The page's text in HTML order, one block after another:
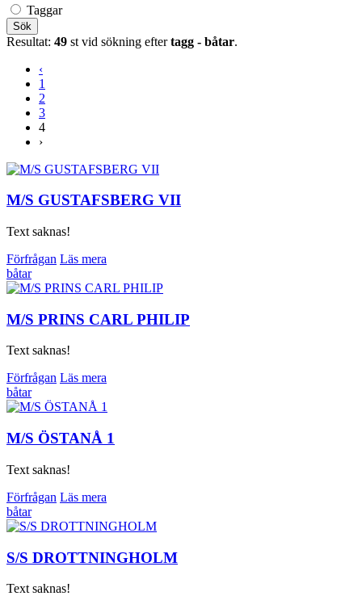
Taggar
Sök
Resultat: 49 st vid sökning eftertagg - båtar.
‹
1
2
3
4
›
M/S GUSTAFSBERG VII
Text saknas!
Förfrågan Läs mera
båtar
M/S PRINS CARL PHILIP
Text saknas!
Förfrågan Läs mera
båtar
M/S ÖSTANÅ 1
Text saknas!
Förfrågan Läs mera
båtar
S/S DROTTNINGHOLM
Text saknas!